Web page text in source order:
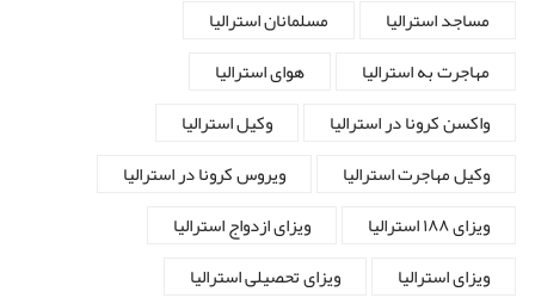
مساجد استرالیا
مسلمانان استرالیا
مهاجرت به استرالیا
هوای استرالیا
واکسن کرونا در استرالیا
وکیل استرالیا
وکیل مهاجرت استرالیا
ویروس کرونا در استرالیا
ویزای ۱۸۸ استرالیا
ویزای ازدواج استرالیا
ویزای استرالیا
ویزای تحصیلی استرالیا